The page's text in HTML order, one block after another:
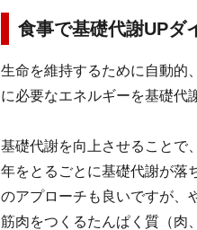
食事で基礎代謝UPダ
生命を維持するために自動的
に必要なエネルギーを基礎代
基礎代謝を向上させることで
年をとるごとに基礎代謝が落
のアプローチも良いですが、
筋肉をつくるたんぱく質（肉